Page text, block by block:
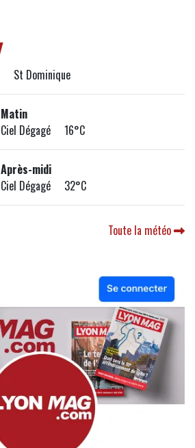
St Dominique
Matin
Ciel Dégagé 16°C
Après-midi
Ciel Dégagé 32°C
Toute la météo